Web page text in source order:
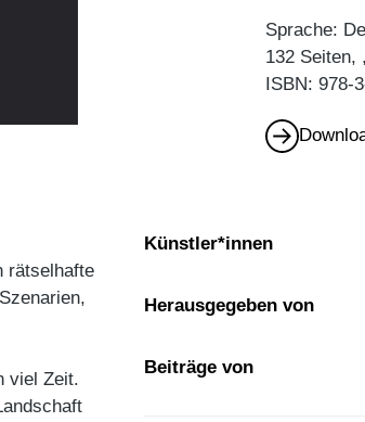
Sprache:
132 Seiten,
ISBN: 978-
rätselhafte
viel Zeit.
Künstler*innen
Herausgegeben von
Beiträge von